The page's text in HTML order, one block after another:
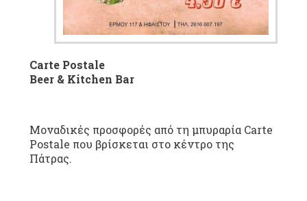
Carte Postale
Beer & Kitchen Bar
Μοναδικές προσφορές από τη μπυραρία Carte
Postale που βρίσκεται στο κέντρο της
Πάτρας.